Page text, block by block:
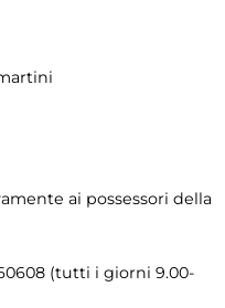
ai possessori della
(tutti i giorni 9.00-